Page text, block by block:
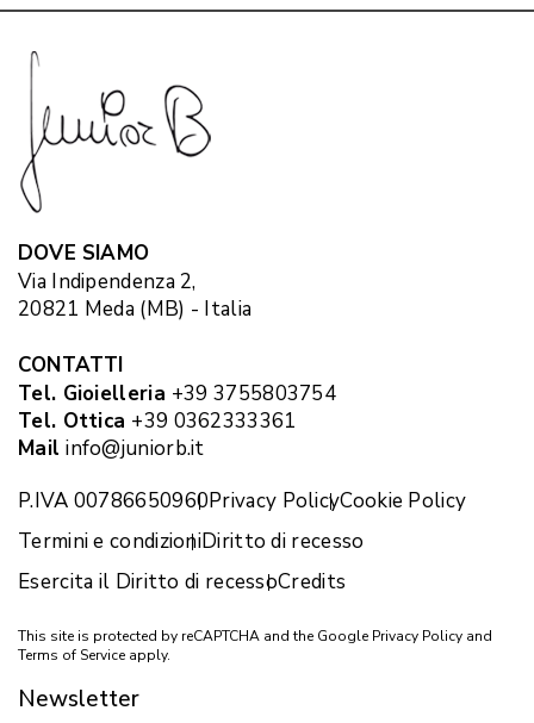
DOVE SIAMO
Via Indipendenza 2,
20821 Meda (MB) - Italia
CONTATTI
Tel. Gioielleria +39 3755803754
Tel. Ottica +39 0362333361
Mail info@juniorb.it
P.IVA 00786650960Privacy PolicyCookie Policy
Termini e condizioniDiritto di recesso
Esercita il Diritto di recessoCredits
This site is protected by reCAPTCHA and the Google Privacy Policy and
Terms of Service apply.
Newsletter